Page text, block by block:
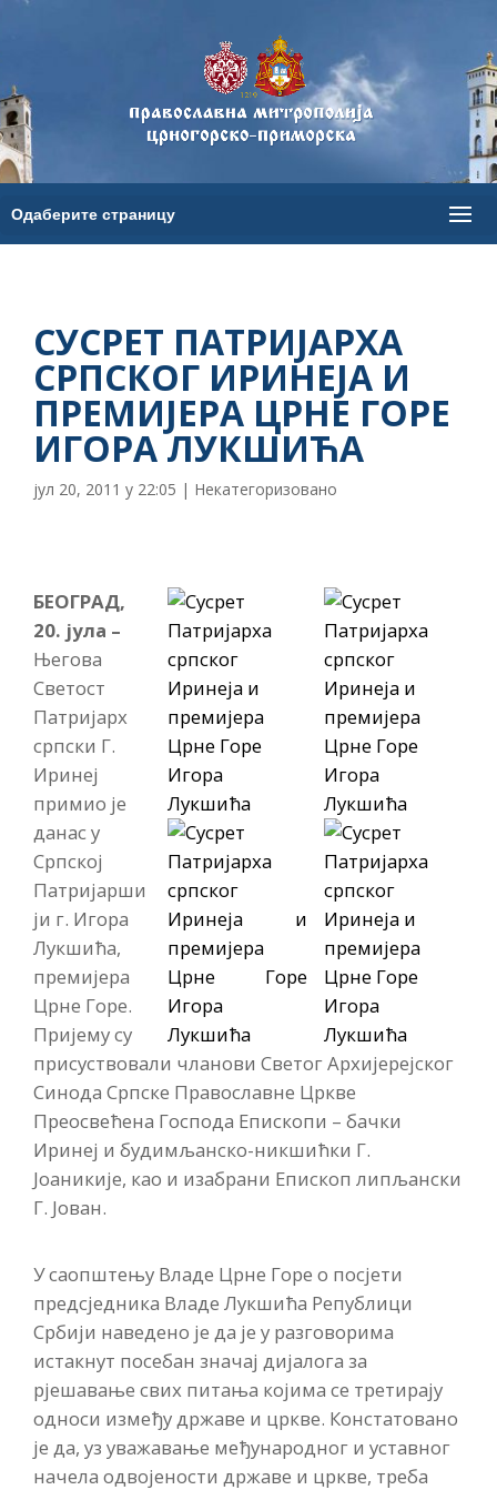
СУСРЕТ ПАТРИЈАРХА
СРПСКОГ ИРИНЕЈА И
ПРЕМИЈЕРА ЦРНЕ ГОРЕ
ИГОРА ЛУКШИЋА
јул 20, 2011 у 22:05 | Некатегоризовано
БЕОГРАД,
20. јула –
Његова
Светост
Патријарх
српски Г.
Иринеј
примио је
данас у
Српској
Патријарши
ји г. Игора
Лукшића,
премијера
Црне Горе.
Пријему су
присуствовали чланови Светог Архијерејског
Синода Српске Православне Цркве
Преосвећена Господа Епископи – бачки
Иринеј и будимљанско-никшићки Г.
Јоаникије, као и изабрани Епископ липљански
Г. Јован.
У саопштењу Владе Црне Горе о посјети
предсједника Владе Лукшића Републици
Србији наведено је да је у разговорима
истакнут посебан значај дијалога за
рјешавање свих питања којима се третирају
односи између државе и цркве. Констатовано
је да, уз уважавање међународног и уставног
начела одвојености државе и цркве, треба